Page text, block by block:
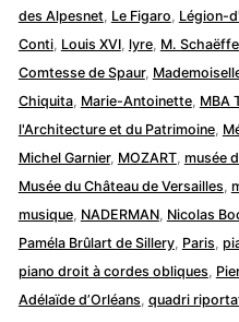
des Alpesnet Le Figaro Légion-
Conti, Louis XVI, lyre, M.
Comtesse de Spaur,
Chiquita, Marie-Antoinette, MBA
l'Architecture et du Patrimoine,
Michel Garnier, MOZART, musée
Musée du Château de Versailles
musique, NADERMAN, Nicolas
Paméla Brûlart de Sillery, Paris
piano droit à cordes obliques
Adélaïde d’Orléans quadri